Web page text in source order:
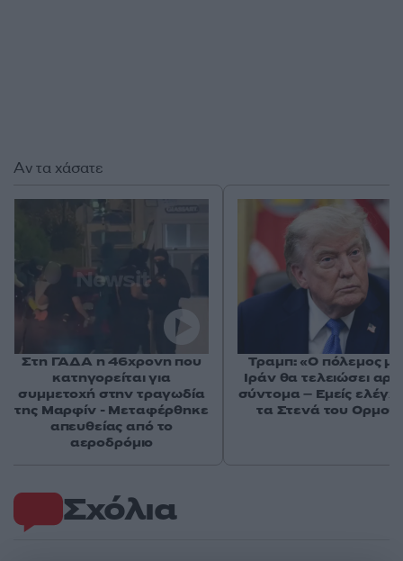
Σχόλια
Αν τα χάσατε
Στη ΓΑΔΑ η 46χρονη που
κατηγορείται για
συμμετοχή στην τραγωδία
της Μαρφίν - Μεταφέρθηκε
απευθείας από το
αεροδρόμιο
Τραμπ: «Ο πόλεμος με
Ιράν θα τελειώσει
σύντομα – Εμείς
τα Στενά του